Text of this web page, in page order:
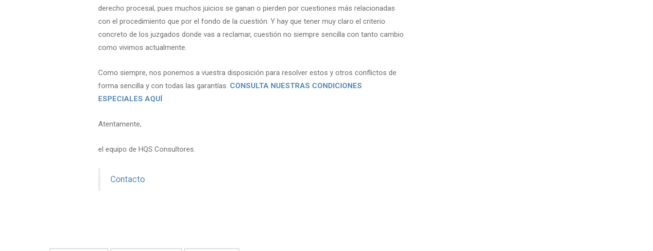
derecho procesal, pues muchos juicios se ganan o pierden por cuestiones más relacionadas
con el procedimiento que por el fondo de la cuestión. Y hay que tener muy claro el criterio
concreto de los juzgados donde vas a reclamar, cuestión no siempre sencilla con tanto cambio
como vivimos actualmente.
Como siempre, nos ponemos a vuestra disposición para resolver estos y otros conflictos de
forma sencilla y con todas las garantías. CONSULTA NUESTRAS CONDICIONES
ESPECIALES AQUÍ
Atentamente,
el equipo de HQS Consultores.
Contacto